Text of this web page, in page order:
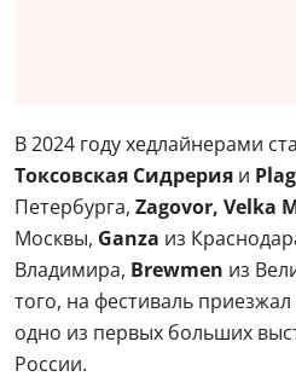
В 2024 году хедлайнерами
Токсовская Сидрерия и
Петербурга, Zagovor, Velka
Москвы, Ganza из
Владимира, Brewmen из
того, на фестиваль
одно из первых больших
России.